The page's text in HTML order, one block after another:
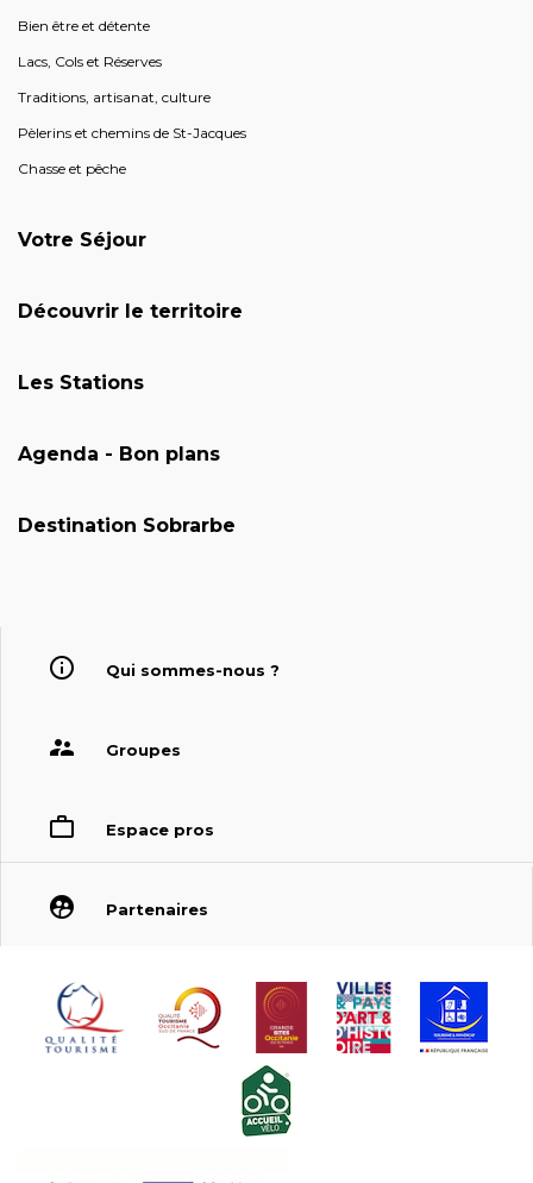
Bien être et détente
Lacs, Cols et Réserves
Traditions, artisanat, culture
Pèlerins et chemins de St-Jacques
Chasse et pêche
Votre Séjour
Découvrir le territoire
Les Stations
Agenda - Bon plans
Destination Sobrarbe
Qui sommes-nous ?
Groupes
Espace pros
Partenaires